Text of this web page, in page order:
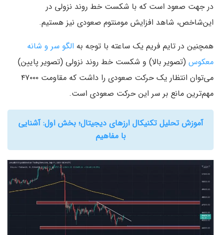
در جهت صعود است که با شکست خط روند نزولی در
این‌شاخص، شاهد افزایش مومنتوم صعودی نیز هستیم.
همچنین در تایم فریم یک ساعته با توجه به الگو سر و شانه
معکوس (تصویر بالا) و شکست خط روند نزولی (تصویر پایین)
می‌توان انتظار یک حرکت صعودی را داشت که مقاومت‌ ۴۷۰۰۰
مهم‌ترین مانع بر سر این حرکت صعودی است.
آموزش تحلیل تکنیکال ارزهای دیجیتال؛ بخش اول: آشنایی
با مفاهیم